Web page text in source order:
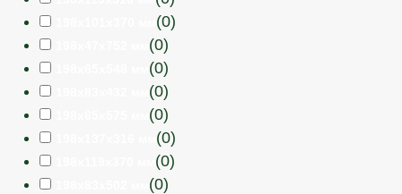
(0)
(0)
(0)
(0)
(0)
(0)
(0)
(0)